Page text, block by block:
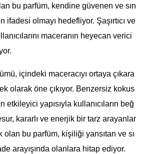
bu parfüm, kendine güvenen ve sın
ifadesi olmayı hedefliyor. Şaşırtıcı ve
maceranın heyecan verici
içindeki maceracıyı ortaya çıkara
olarak öne çıkıyor. Benzersiz kokus
etkileyici yapısıyla kullanıcıların beğ
kararlı ve enerjik bir tarz arayanlar
bu parfüm, kişiliği yansıtan ve sı
arayışında olanlara hitap ediyor.